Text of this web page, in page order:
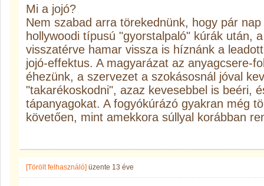
Mi a jojó?
Nem szabad arra törekednünk, hogy pár
hollywoodi típusú "gyorstalpaló" kúrák után,
visszatérve hamar vissza is híznánk a
jojó-effektus. A magyarázat az anyagcsere-
éhezünk, a szervezet a szokásosnál jóval
"takarékoskodni", azaz kevesebbel is beéri,
tápanyagokat. A fogyókúrázó gyakran még
követően, mint amekkora súllyal korábban
[Törölt felhasználó] üzente 13 éve